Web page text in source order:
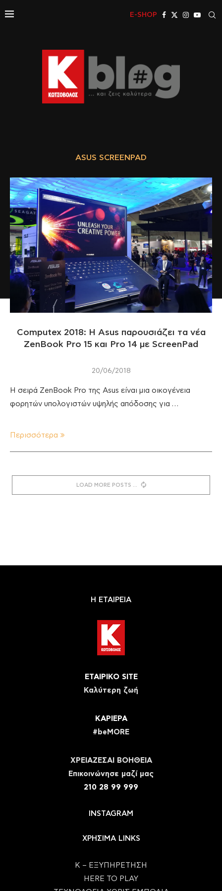
E-SHOP
ASUS SCREENPAD
Computex 2018: Η Asus παρουσιάζει τα νέα
ZenBook Pro 15 και Pro 14 με ScreenPad
20/06/2018
H σειρά ZenBook Pro της Asus είναι μια οικογένεια
φορητών υπολογιστών υψηλής απόδοσης για …
Περισσότερα
LOAD MORE POSTS
Η ΕΤΑΙΡΕΙΑ
ΕΤΑΙΡΙΚΟ SITE
Καλύτερη ζωή
ΚΑΡΙΕΡΑ
#beMORE
ΧΡΕΙΑΖΕΣΑΙ ΒΟΗΘΕΙΑ
Eπικοινώνησε μαζί μας
210 28 99 999
INSTAGRAM
ΧΡΗΣΙΜΑ LINKS
Κ – ΕΞΥΠΗΡΕΤΗΣΗ
HERE TO PLAY